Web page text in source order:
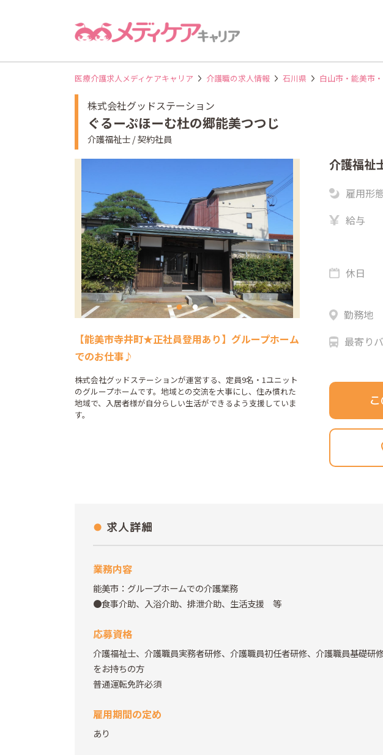
医療介護求人メディケアキャリア 介護職の求人情報 石川県 白山市・能美市
株式会社グッドステーション
ぐるーぷほーむ杜の郷能美つつじ
介護福祉士 / 契約社員
【能美市寺井町★正社員登用あり】グループホーム
でのお仕事♪
株式会社グッドステーションが運営する、定員9名・1ユニット
のグループホームです。地域との交流を大事にし、住み慣れた
地域で、入居者様が自分らしい生活ができるよう支援していま
す。
介護福祉
雇用形
給与
休日
勤務地
最寄り
求人詳細
業務内容
能美市：グループホームでの介護業務
●食事介助、入浴介助、排泄介助、生活支援 等
応募資格
介護福祉士、介護職員実務者研修、介護職員初任者研修、介護職員基礎研
をお持ちの方
普通運転免許必須
雇用期間の定め
あり